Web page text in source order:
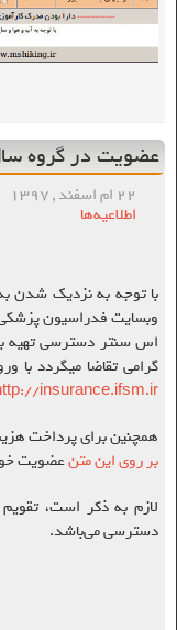
عضویت در گروه سال
۲۲ ام اسفند , ۱۳۹۷
اطلاعیه‌ها
وبسایت فدراسیون
اس سنتر دسترسی تهیه
گرامی تقاضا میگردد
insurance.ifsm.ir
همچنین برای پرداخت هزینه عضویت سال
بر روی این متنعضویت خود
لازم به ذکر است، تقویم ورزشی ۶ ماه
دسترسی می‌باشد.